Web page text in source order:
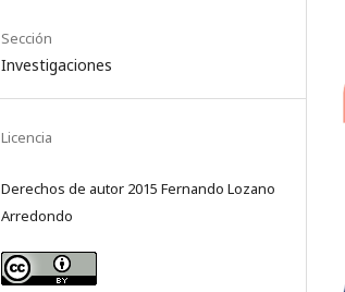
Sección
Investigaciones
Licencia
Derechos de autor 2015 Fernando Lozano
Arredondo